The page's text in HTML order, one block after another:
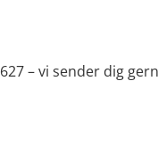
– vi sender dig